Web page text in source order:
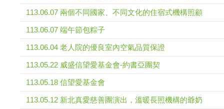
113.06.07 兩個不同國家、不同文化的住宿式機構照顧
113.06.07 端午節包粽子
113.06.04 老人院的優良室內空氣品質保證
113.05.22 威盛信望愛基金會-約書亞團契
113.05.18 信望愛基金會
113.05.12 新北真愛慈善團演出，溫暖長照機構的爺奶